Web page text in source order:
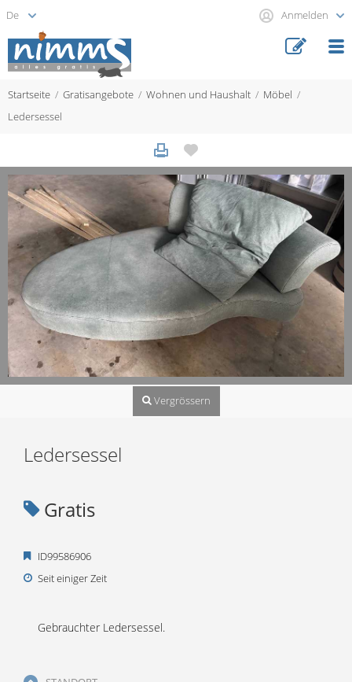
Anmelden
Startseite Gratisangebote Wohnen und Haushalt
Möbel
Ledersessel
Vergrössern
Ledersessel
Gratis
ID99586906
Seit einiger Zeit
Gebrauchter Ledersessel.